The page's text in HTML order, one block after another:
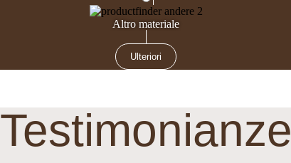
Altro materiale
Ulteriori
Testimonianze